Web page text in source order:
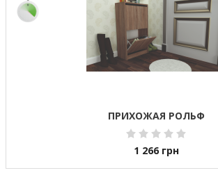
ПРИХОЖАЯ РОЛЬФ
1 266 грн